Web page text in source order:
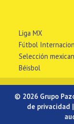
Liga MX
Fútbol
Selección
Béisbol
© 2026 Grupo
de privacidad |